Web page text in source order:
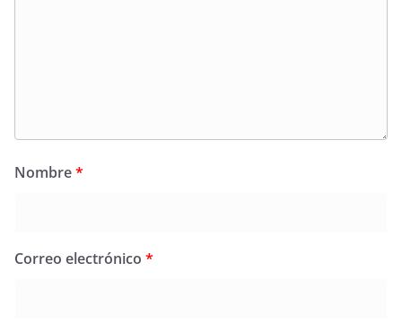
Nombre*
Correo electrónico *